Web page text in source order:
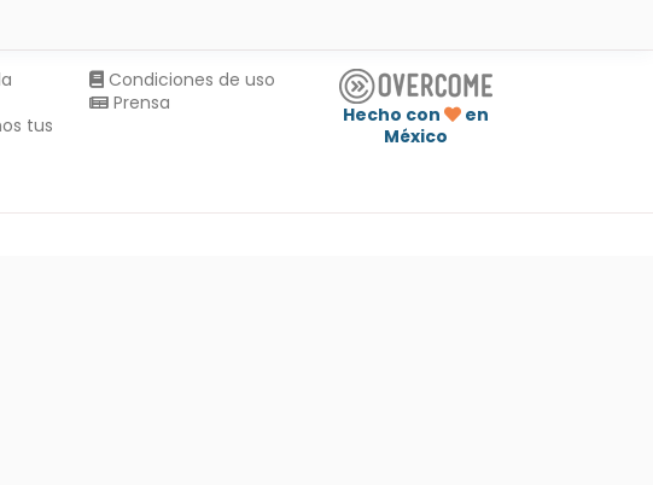
tus
Condiciones de uso
Prensa
Hecho con
en
México